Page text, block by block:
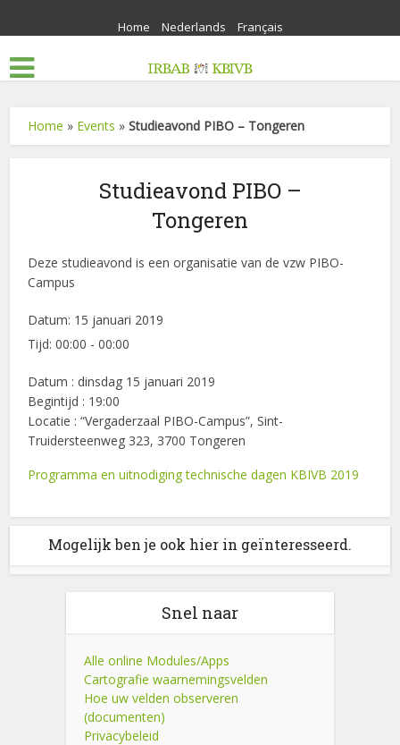
Home Nederlands Français
Home » Events »Studieavond PIBO – Tongeren
Studieavond PIBO –
Tongeren
Deze studieavond is een organisatie van de vzw PIBO-
Campus
Datum: 15 januari 2019
Tijd:00:00 - 00:00
Datum : dinsdag 15 januari 2019
Begintijd : 19:00
Locatie : “Vergaderzaal PIBO-Campus”, Sint-
Truidersteenweg 323, 3700 Tongeren
Programma en uitnodiging technische dagen KBIVB 2019
Mogelijk ben je ook hier in geïnteresseerd.
Snel naar
Alle online Modules/Apps
Cartografie waarnemingsvelden
Hoe uw velden observeren
(documenten)
Privacybeleid